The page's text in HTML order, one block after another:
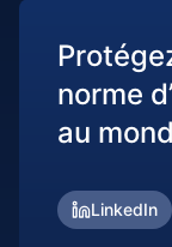
norme
au
LinkedIn